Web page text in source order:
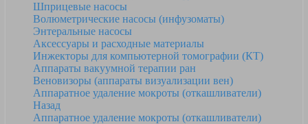
Шприцевые насосы
Волюметрические насосы (инфузоматы)
Энтеральные насосы
Аксессуары и расходные материалы
Инжекторы для компьютерной томографии (КТ)
Аппараты вакуумной терапии ран
Веновизоры (аппараты визуализации вен)
Аппаратное удаление мокроты (откашливатели)
Назад
Аппаратное удаление мокроты (откашливатели)